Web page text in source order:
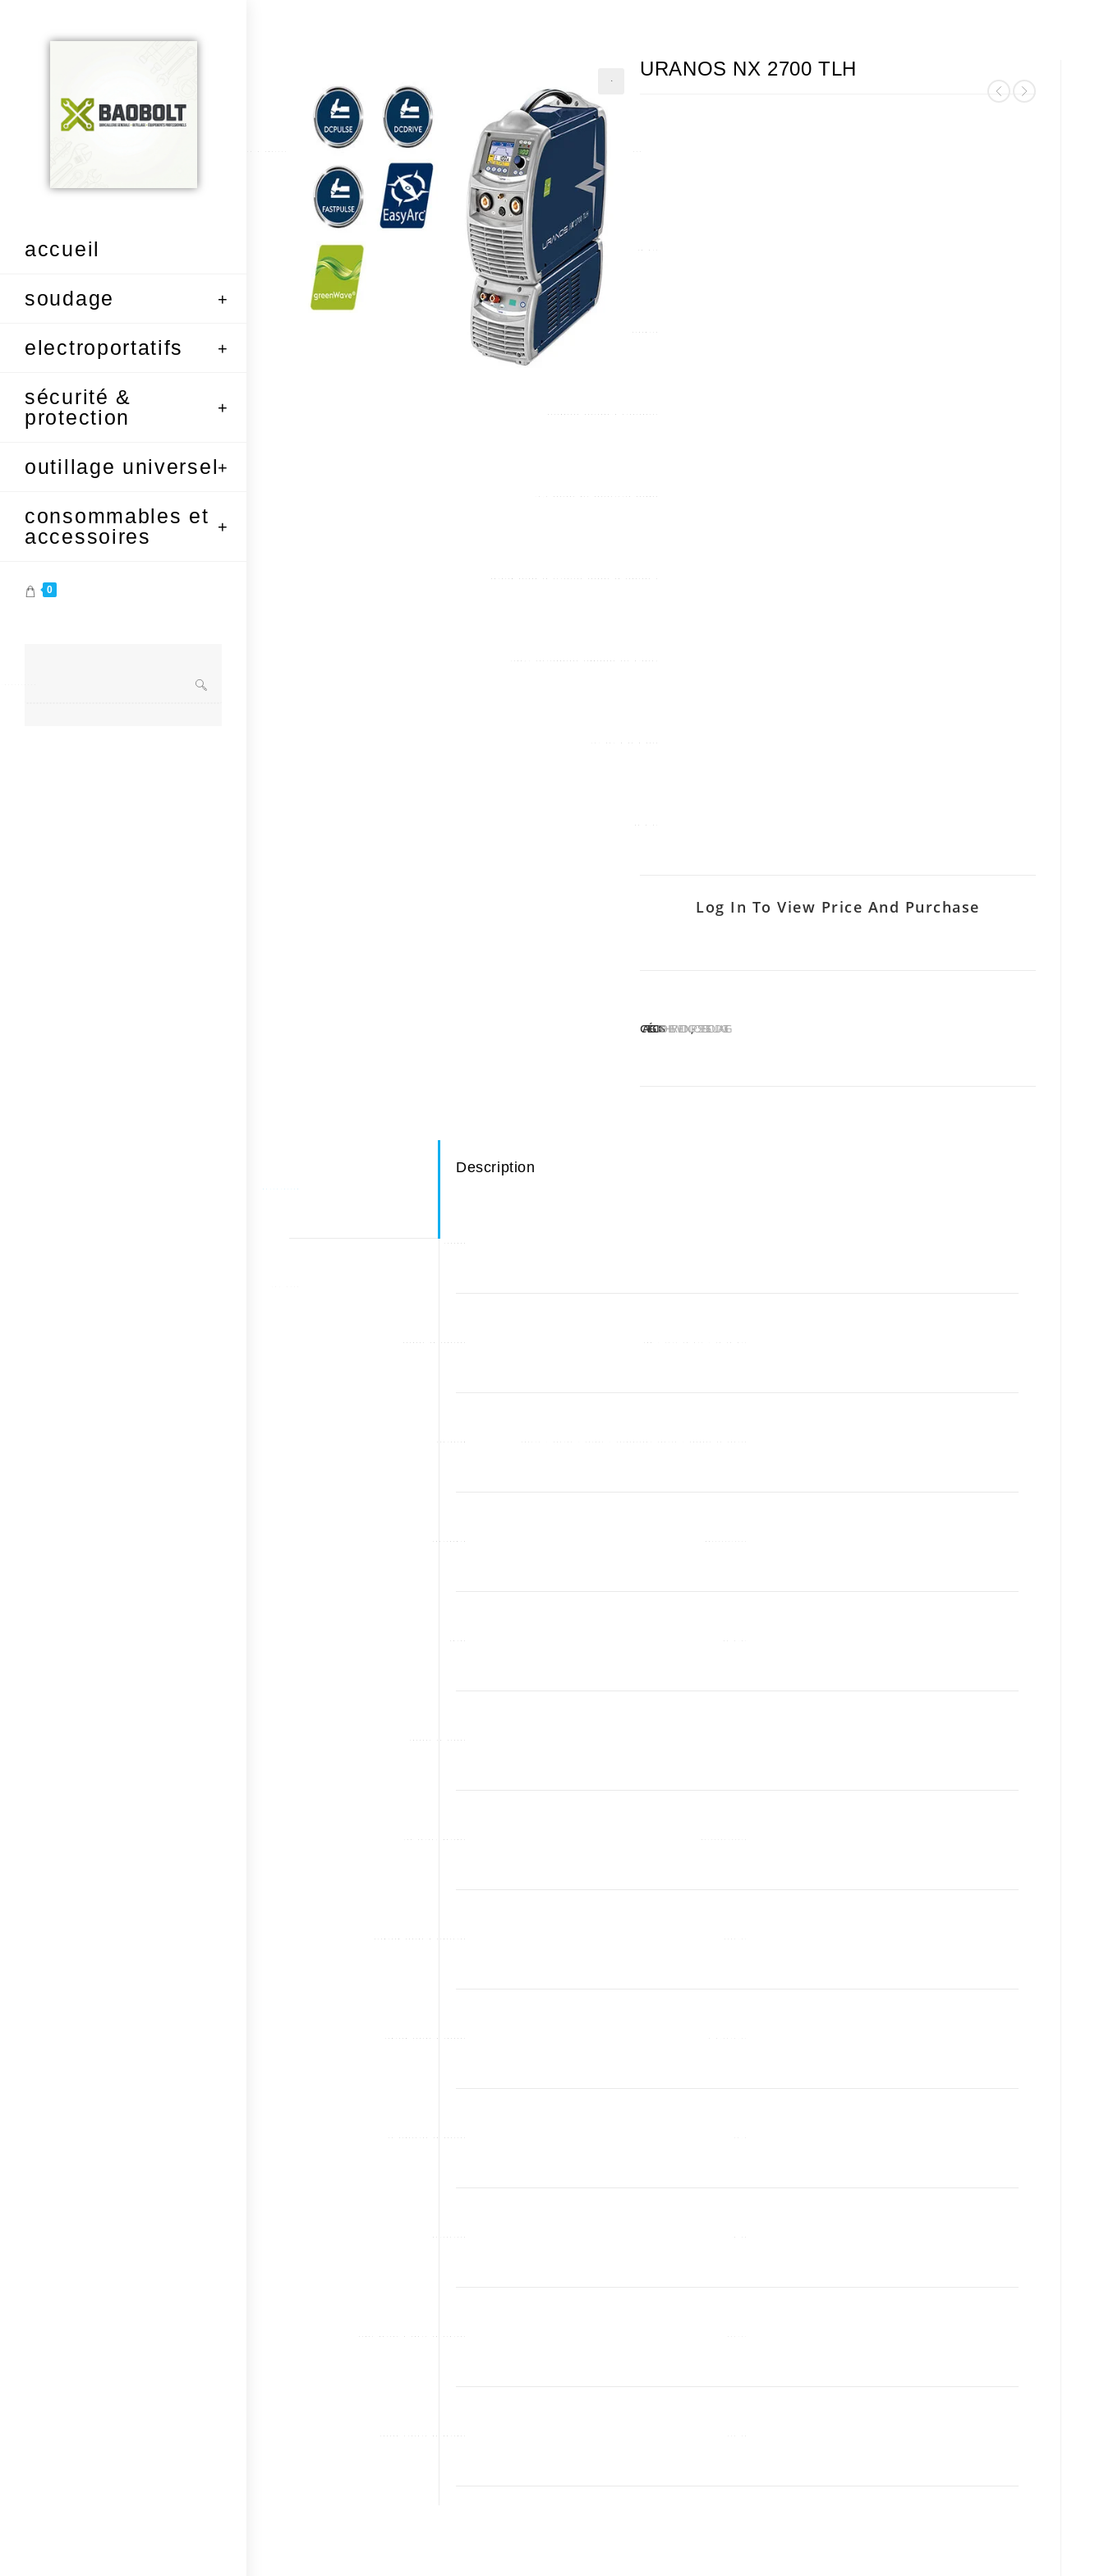
accueil
soudage
electroportatifs
sécurité &
protection
outillage universel
consommables et
accessoires
0
URANOS NX 2700 TLH
Log In To View Price And Purchase
CATÉGORIES :BOHLER WELDINGPOSTES DE SOUDAGE TIG
Description